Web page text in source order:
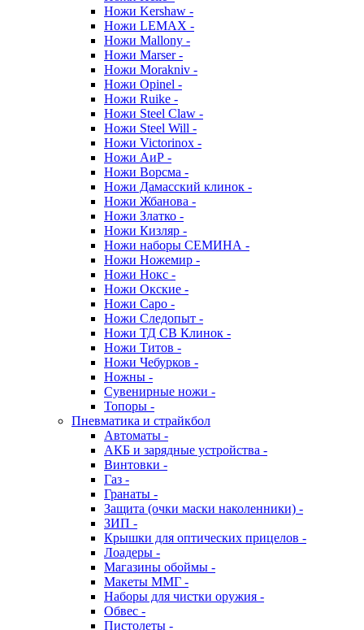
Ножи Kershaw -
Ножи LEMAX -
Ножи Mallony -
Ножи Marser -
Ножи Morakniv -
Ножи Opinel -
Ножи Ruike -
Ножи Steel Claw -
Ножи Steel Will -
Ножи Victorinox -
Ножи АиР -
Ножи Ворсма -
Ножи Дамасский клинок -
Ножи Жбанова -
Ножи Златко -
Ножи Кизляр -
Ножи наборы СЕМИНА -
Ножи Ножемир -
Ножи Нокс -
Ножи Окские -
Ножи Саро -
Ножи Следопыт -
Ножи ТД СВ Клинок -
Ножи Титов -
Ножи Чебурков -
Ножны -
Сувенирные ножи -
Топоры -
Пневматика и страйкбол
Автоматы -
АКБ и зарядные устройства -
Винтовки -
Газ -
Гранаты -
Защита (очки маски наколенники) -
ЗИП -
Крышки для оптических прицелов -
Лоадеры -
Магазины обоймы -
Макеты ММГ -
Наборы для чистки оружия -
Обвес -
Пистолеты -